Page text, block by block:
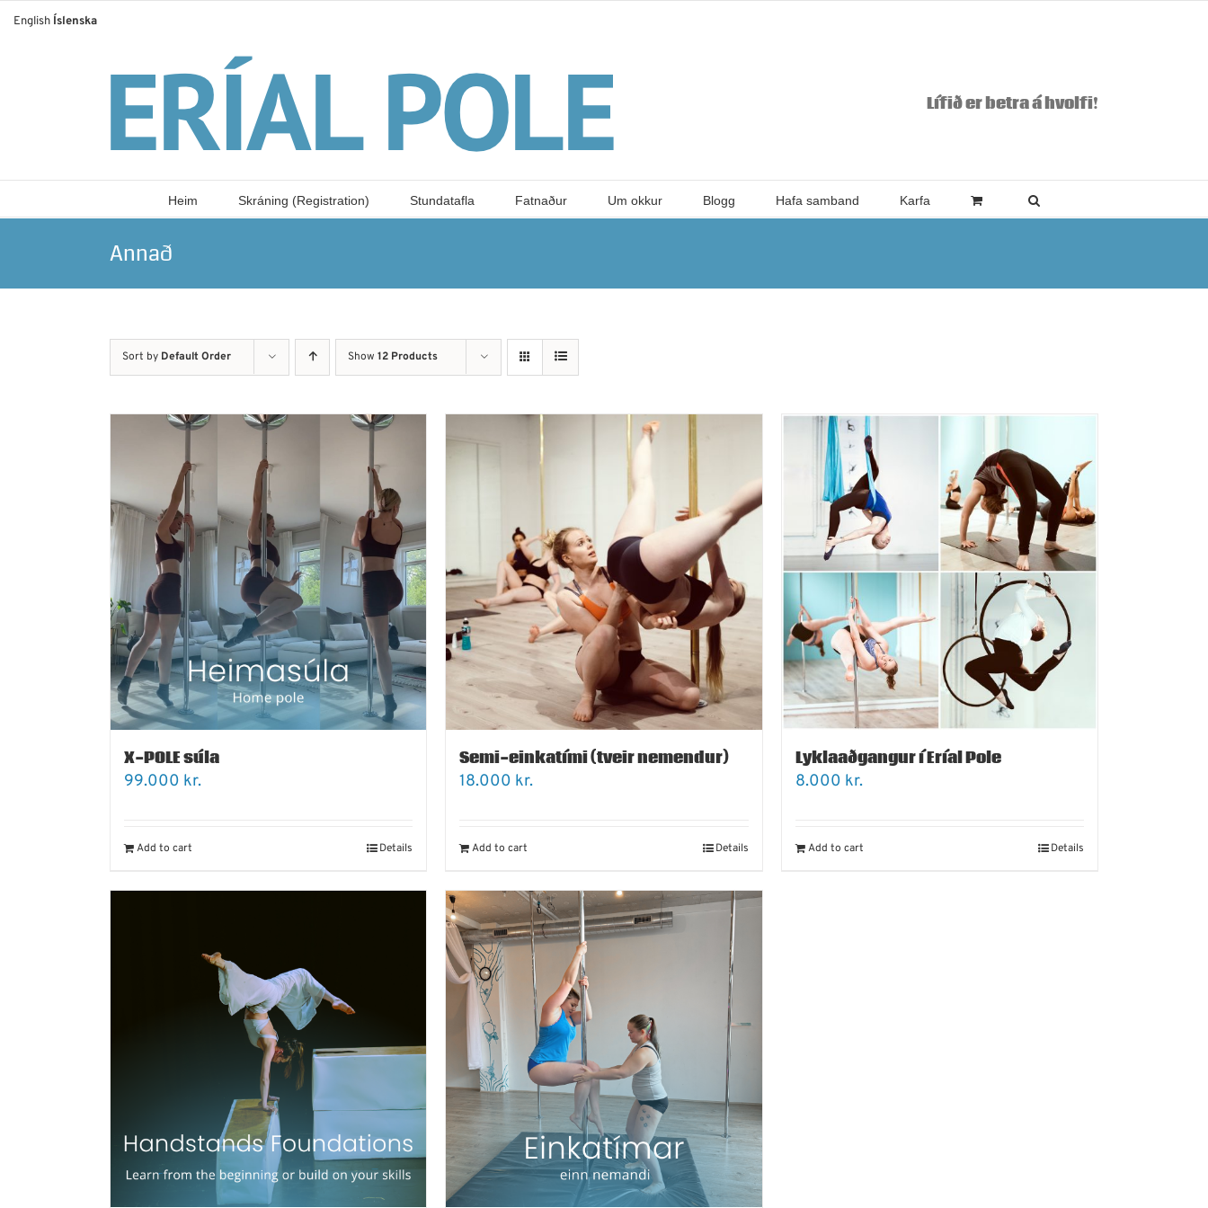
Lífið er betra á hvolfi!
Heim Skráning (Registration) Stundatafla Fatnaður Um okkur Blogg Hafa samband Karfa
Annað
Sort by Default Order Show 12 Products
X-POLE súla
99.000 kr.
Add to cart Details
Semi-einkatími (tveir nemendur)
18.000 kr.
Add to cart Details
Lyklaaðgangur í Eríal Pole
8.000 kr.
Add to cart Details
English Íslenska